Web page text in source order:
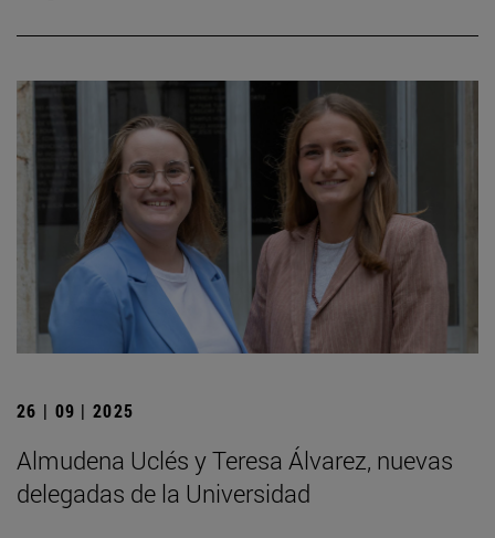
26 | 09 | 2025
Almudena Uclés y Teresa Álvarez, nuevas
delegadas de la Universidad